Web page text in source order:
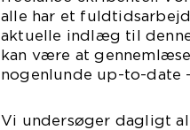
alle har et
aktuelle indlæg til
kan være at
nogenlunde up-to-date
Vi undersøger dagligt